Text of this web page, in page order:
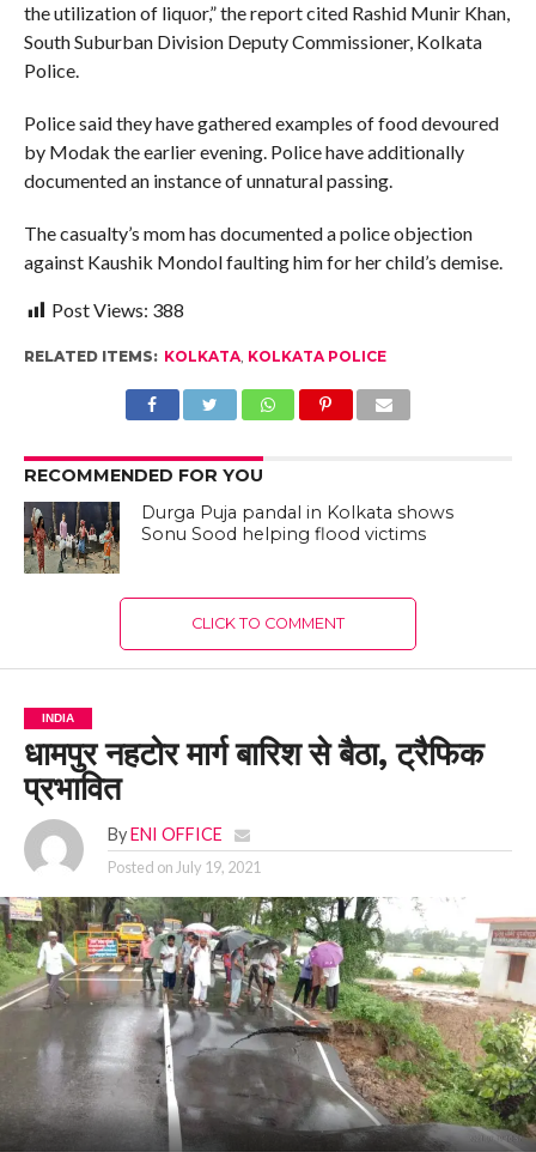
the utilization of liquor,” the report cited Rashid Munir Khan,
South Suburban Division Deputy Commissioner, Kolkata
Police.
Police said they have gathered examples of food devoured
by Modak the earlier evening. Police have additionally
documented an instance of unnatural passing.
The casualty’s mom has documented a police objection
against Kaushik Mondol faulting him for her child’s demise.
Post Views: 388
RELATED ITEMS: KOLKATA, KOLKATA POLICE
RECOMMENDED FOR YOU
Durga Puja pandal in Kolkata shows
Sonu Sood helping flood victims
CLICK TO COMMENT
INDIA
धामपुर नहटोर मार्ग बारिश से बैठा, ट्रैफिक
प्रभावित
By ENI OFFICE
Posted on July 19, 2021